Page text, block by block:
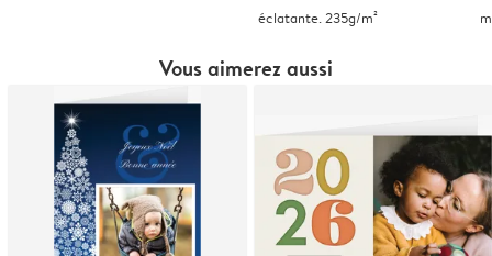
éclatante. 235g/m²
Vous aimerez aussi